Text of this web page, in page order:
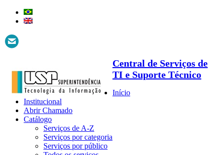
Central de Serviços de
TI e Suporte Técnico
Início
Institucional
Abrir Chamado
Catálogo
Serviços de A-Z
Serviços por categoria
Serviços por público